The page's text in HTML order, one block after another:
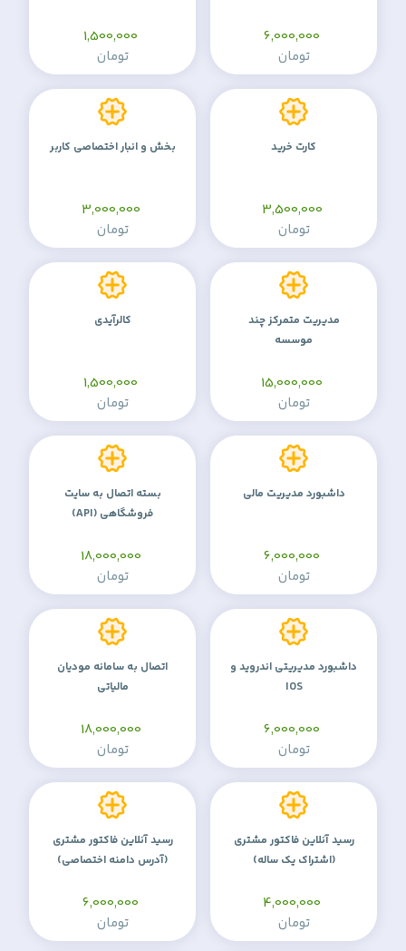
تومان
تومان
کارت خرید
تومان
بخش و انبار اختصاصی کاربر
تومان
مدیریت متمرکز چند
موسسه
تومان
کالرآیدی
تومان
داشبورد مدیریت مالی
تومان
بسته اتصال به سایت
فروشگاهی (API)
تومان
داشبورد مدیریتی اندروید و
IOS
تومان
اتصال به سامانه مودیان
مالیاتی
تومان
رسید آنلاین فاکتور مشتری
(اشتراک یک ساله)
تومان
رسید آنلاین فاکتور مشتری
(آدرس دامنه اختصاصی)
تومان